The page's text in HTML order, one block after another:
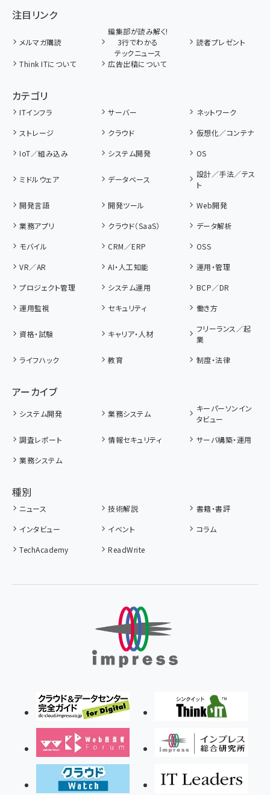
注目リンク
メルマガ購読
編集部が読み解く!
3行でわかる
テックニュース
読者プレゼント
Think ITについて 広告出稿について
カテゴリ
ITインフラ サーバー
ネットワーク
ストレージ
クラウド
仮想化／コンテナ
IoT／組み込み
システム開発 OS
ミドルウェア データベース
設計／手法／テス
ト
開発言語
開発ツール
Web開発
業務アプリ
クラウド（SaaS）
データ解析
モバイル
CRM／ERP
OSS
VR／AR
AI・人工知能
運用・管理
プロジェクト管理
システム運用
BCP／DR
運用監視
セキュリティ 働き方
資格・試験 キャリア・人材
フリーランス／起
業
ライフハック
教育 制度・法律
アーカイブ
システム開発 業務システム
キーパーソンイン
タビュー
調査レポート
情報セキュリティ
サーバ構築・運用
業務システム
種別
ニュース 技術解説
書籍・書評
インタビュー
イベント
コラム
TechAcademy
ReadWrite